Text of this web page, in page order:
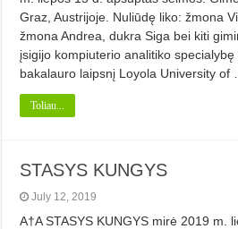
Graz, Austrijoje. Nuliūdę liko: žmona
žmona Andrea, dukra Siga bei kiti
įsigijo kompiuterio analitiko
bakalauro laipsnį Loyola University of
Toliau...
STASYS KUNGYS
July 12, 2019
A†A STASYS KUNGYS mirė 2019 m.